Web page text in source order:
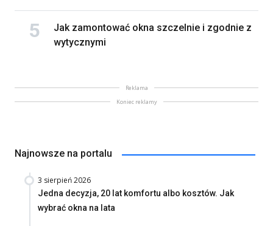
Jak zamontować okna szczelnie i zgodnie z
wytycznymi
Reklama
Koniec reklamy
Najnowsze na portalu
3 sierpień 2026
Jedna decyzja, 20 lat komfortu albo kosztów. Jak
wybrać okna na lata